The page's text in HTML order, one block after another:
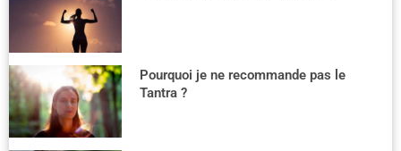
Pourquoi je ne recommande pas le
Tantra ?